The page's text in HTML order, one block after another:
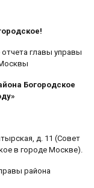
главы управы
Богородское
д. 11 (Совет
в городе Москве).
района